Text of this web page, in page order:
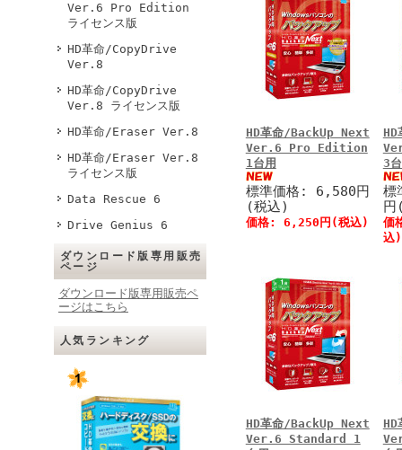
Ver.6 Pro Edition
ライセンス版
HD革命/CopyDrive
Ver.8
HD革命/CopyDrive
Ver.8 ライセンス版
HD革命/Eraser Ver.8
HD革命/Eraser Ver.8
ライセンス版
Data Rescue 6
Drive Genius 6
ダウンロード版専用販売
ページ
ダウンロード版専用販売ペ
ージはこちら
人気ランキング
HD革命/BackUp Next
Ver.6 Pro Edition
1台用
標準価格: 6,580円
(税込)
価格: 6,250円 (税込)
3
標
円
価
込)
HD革命/BackUp Next
Ver.6 Standard 1